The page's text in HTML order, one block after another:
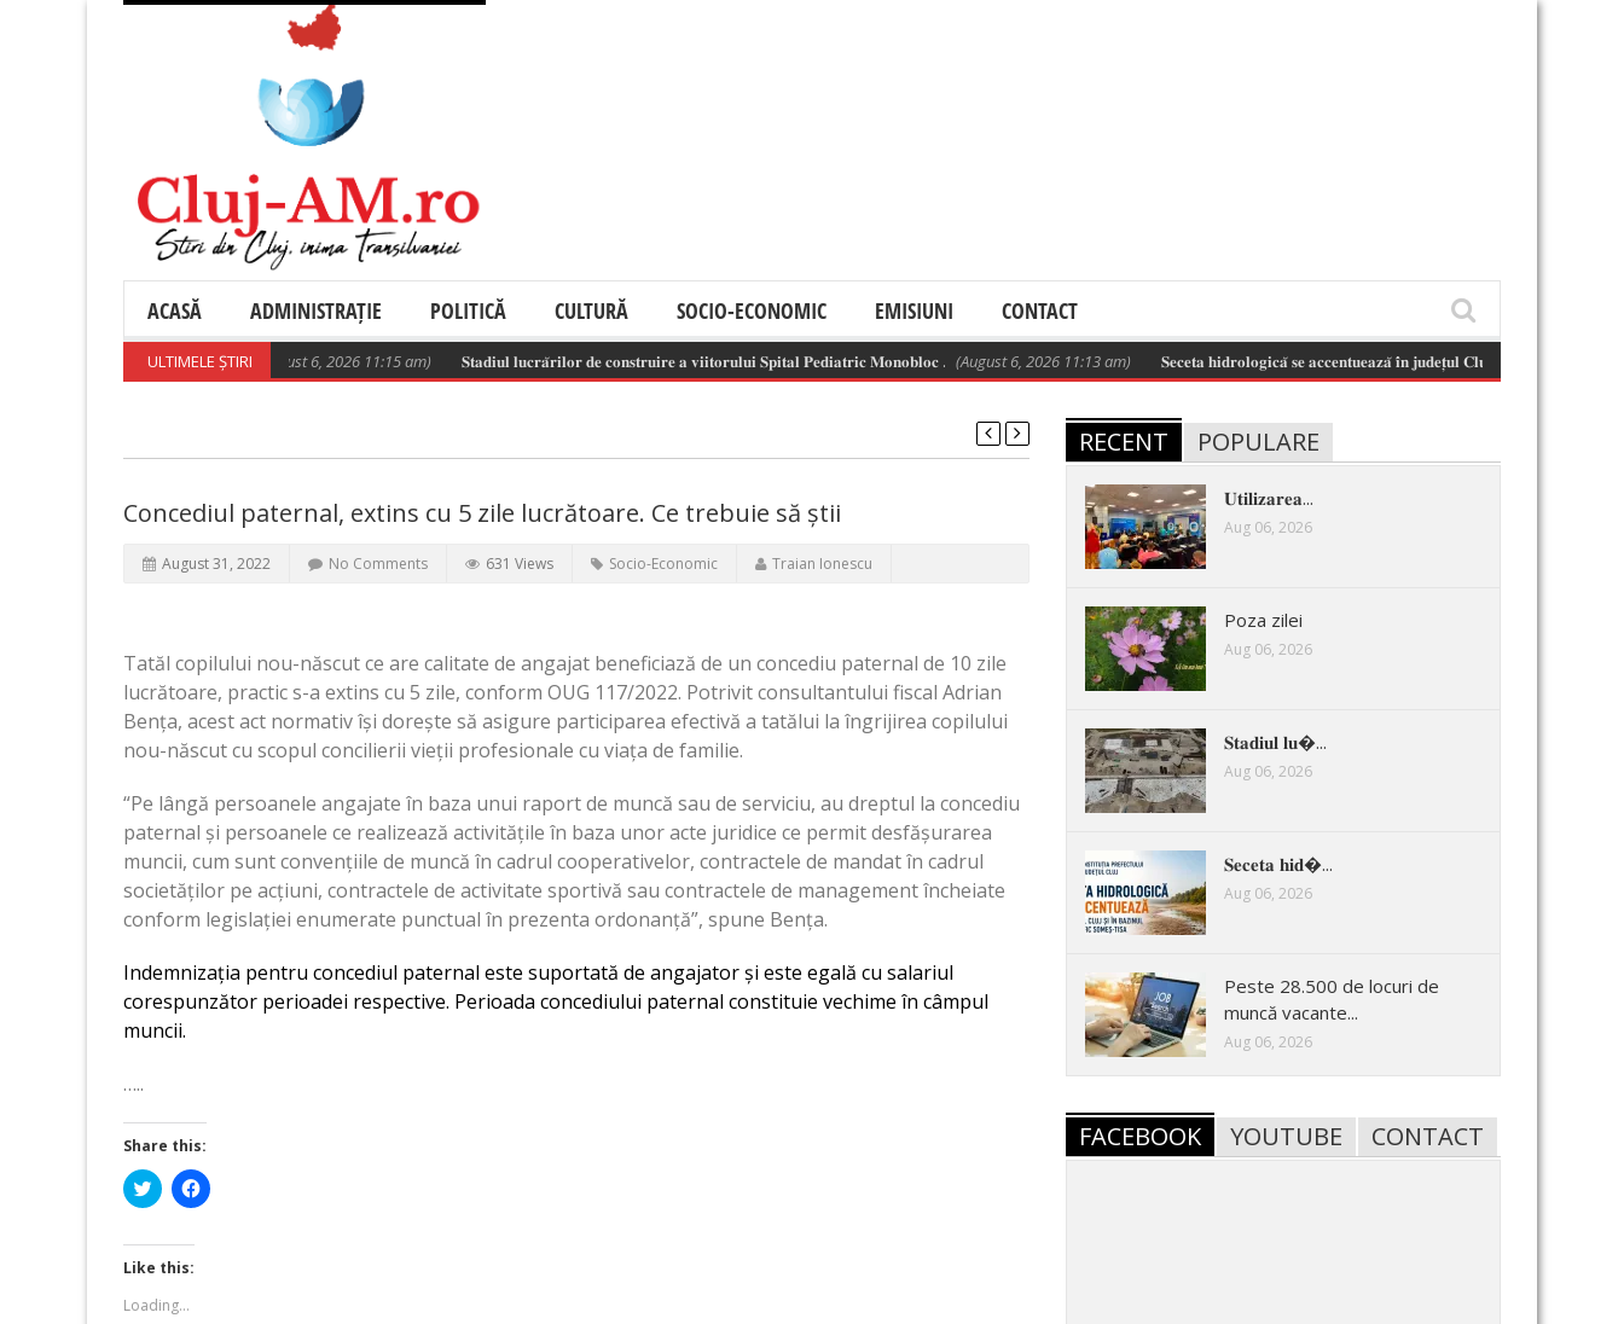
ACASĂ ADMINISTRAȚIE POLITICĂ CULTURĂ SOCIO-ECONOMIC EMISIUNI CONTACT
ULTIMELE ȘTIRI
Poza zilei (August 6, 2026 11:15 am) 𝐒𝐭𝐚𝐝𝐢𝐮𝐥 𝐥𝐮𝐜𝐫𝐚̆𝐫𝐢𝐥𝐨𝐫 𝐝𝐞 𝐜𝐨𝐧𝐬𝐭𝐫𝐮𝐢𝐫𝐞 𝐚 𝐯𝐢𝐢𝐭𝐨𝐫𝐮𝐥𝐮𝐢 𝐒𝐩𝐢𝐭𝐚𝐥 𝐏𝐞𝐝𝐢𝐚𝐭𝐫𝐢𝐜 𝐌𝐨𝐧𝐨𝐛𝐥𝐨𝐜 . (August 6, 2026 11:13 am) 𝐒𝐞𝐜𝐞𝐭𝐚 𝐡𝐢𝐝𝐫𝐨𝐥𝐨𝐠𝐢𝐜𝐚̆ 𝐬𝐞 𝐚𝐜𝐜𝐞𝐧𝐭𝐮𝐞𝐚𝐳𝐚̆ 𝐢̂𝐧 𝐣𝐮𝐝𝐞𝐭̦𝐮𝐥 𝐂𝐥𝐮𝐣 𝐬̦𝐢 𝐢̂𝐧 𝐛𝐚𝐳𝐢𝐧𝐮𝐥
Concediul paternal, extins cu 5 zile lucrătoare. Ce trebuie să știi
August 31, 2022 No Comments 631 Views Socio-Economic Traian Ionescu
Tatăl copilului nou-născut ce are calitate de angajat beneficiază de un concediu paternal de 10 zile
lucrătoare, practic s-a extins cu 5 zile, conform OUG 117/2022. Potrivit consultantului fiscal Adrian
Bența, acest act normativ își dorește să asigure participarea efectivă a tatălui la îngrijirea copilului
nou-născut cu scopul concilierii vieții profesionale cu viața de familie.
“Pe lângă persoanele angajate în baza unui raport de muncă sau de serviciu, au dreptul la concediu
paternal și persoanele ce realizează activitățile în baza unor acte juridice ce permit desfășurarea
muncii, cum sunt convențiile de muncă în cadrul cooperativelor, contractele de mandat în cadrul
societăților pe acțiuni, contractele de activitate sportivă sau contractele de management încheiate
conform legislației enumerate punctual în prezenta ordonanță”, spune Bența.
Indemnizația pentru concediul paternal este suportată de angajator și este egală cu salariul
corespunzător perioadei respective. Perioada concediului paternal constituie vechime în câmpul
muncii.
…..
Share this:
Click
to
Twitter
(Opens
in
new
window)
Click
to
Like this:
Loading...
RECENT POPULARE
𝐔𝐭𝐢𝐥𝐢𝐳𝐚𝐫𝐞𝐚...
Aug 06, 2026
Poza zilei
Aug 06, 2026
𝐒𝐭𝐚𝐝𝐢𝐮𝐥 𝐥𝐮�...
Aug 06, 2026
𝐒𝐞𝐜𝐞𝐭𝐚 𝐡𝐢𝐝�...
Aug 06, 2026
Peste 28.500 de locuri de
muncă vacante...
Aug 06, 2026
FACEBOOK YOUTUBE CONTACT